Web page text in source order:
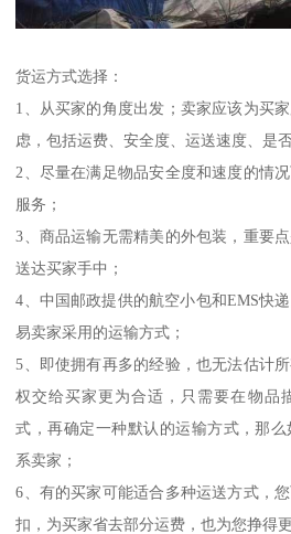
货运方式选择：
1、从买家的角度出发；卖家应该为买
虑，包括运费、安全度、运送速度、是
2、尽量在满足物品安全度和速度的情
服务；
3、商品运输无需精美的外包装，重要
送达买家手中；
4、中国邮政提供的航空小包和EMS快
易卖家采用的运输方式；
5、即使拥有再多的经验，也无法估计
权交给买家更为合适，只需要在物品
式，再确定一种默认的运输方式，那
系卖家；
6、有的买家可能适合多种运送方式，
扣，为买家省去部分运费，也为您挣得